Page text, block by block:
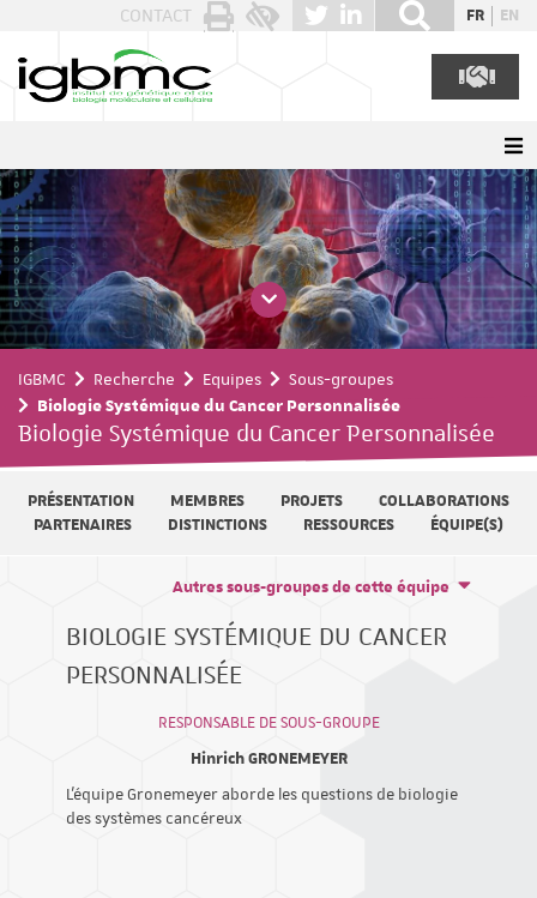
CONTACT FR EN
IGBMC Recherche Equipes
Sous-groupes
Biologie Systémique du Cancer Personnalisée
Biologie Systémique du Cancer Personnalisée
PRÉSENTATION MEMBRES PROJETS
COLLABORATIONS
PARTENAIRES
DISTINCTIONS RESSOURCES ÉQUIPE(S)
BIOLOGIE SYSTÉMIQUE DU CANCER
PERSONNALISÉE
Autres sous-groupes de cette équipe
RESPONSABLE DE SOUS-GROUPE
Hinrich GRONEMEYER
L'équipe Gronemeyer aborde les questions de biologie
des systèmes cancéreux
Panneau de gestion des cookies